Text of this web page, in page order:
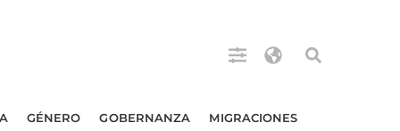
GÉNERO GOBERNANZA MIGRACIONES